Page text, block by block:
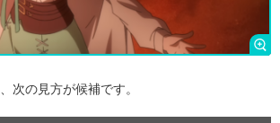
次の見方が候補です。